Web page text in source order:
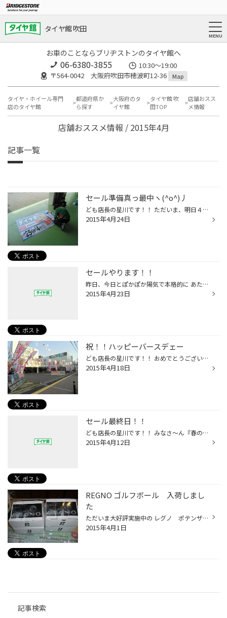
タイヤ館 吹田
お車のことならブリヂストンのタイヤ館へ
06-6380-3855
10:30～19:00
〒564-0042 大阪府吹田市穂波町12-36
Map
タイヤ・ホイール専門
店のタイヤ館
都道府県か
ら探す
大阪府のタ
イヤ館
タイヤ館 吹
田TOP
店舗おスス
メ情報
店舗おススメ情報 / 2015年4月
記事一覧
セール準備真っ最中ヽ(^o^)丿
ども店長の星川です！！ ただいま、明日４/２５より開催『集中得市 ＧＷ直前祭りセール』の 準備真っ最中です(^^)v みなさんＧＷはどちらにお出かけ？ ドライブの機会も増えてくるこの季節！！ タイヤ館では皆さまの『安心 安全』を全力でサポート！！ もちろんセール特価で価格も頑張ります(^^...
2015年4月24日
セールやります！！
昨日、今日とぽかぽか陽気で本格的に あたたかくなってきましたね♪ タイヤ館でもスタッドレスタイヤからサマータイヤへの 履き替え作業も落ちついてきました。 ということは次はゴールデンウィークですね!! ロングドライブ前のおクルマの点検お任せください!! タイヤの空気圧、オイル類、バッテリー...
2015年4月23日
祝！！ハッピーバースデェー
ども店長の星川です！！ おめでとうございま～すヽ(^。^)ノ何が？って感じなのですが 当店『タイヤ館 吹田店』が４歳になりました！！！！ 思い起こせば４年前、この吹田の地にオープンしあっと言う間に４年が 過ぎました。 初めの頃は『こんな所にタイヤ館あってんや！』などの声が多く皆さまに少...
2015年4月18日
セール最終日！！
ども店長の星川です！！ みなさ～ん『春のタイヤセール』が４/１２をもって終了しま～すヽ(^。^)ノ タイヤを初めメンテナンス商品やホイール、ナビまで特別価格でご奉仕！！ お急ぎくださ～い＼(゜ロ＼)(／ロ゜)／ スタッフ一同、お待ちしておりますm(__)m
2015年4月12日
REGNO ゴルフボール 入荷しまし
た
ただいま大好評実施中の レグノ ポテンザを ４本お買い上げのお客様に 『今治バスタオル』か『REGNOロゴ入りゴルフボール』を プレゼントキャンペーンの ゴルフボールが入荷しました。 大好評でタオルもゴルフボールも欠品していましたが 本日、入荷しました!!! タオルはもうしばらくお待ちくださ...
2015年4月1日
記事検索